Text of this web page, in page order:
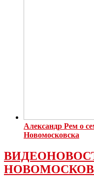
Александр Рем о
Новомосковска